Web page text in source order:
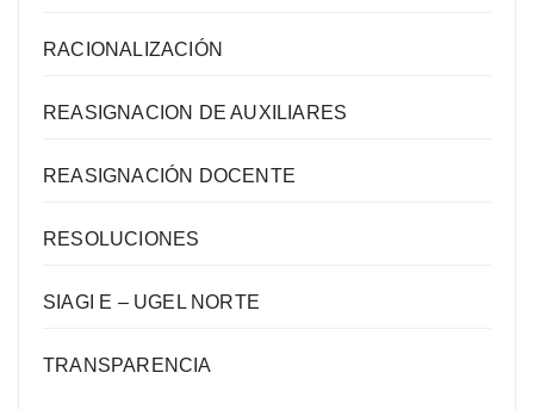
RACIONALIZACIÓN
REASIGNACION DE AUXILIARES
REASIGNACIÓN DOCENTE
RESOLUCIONES
SIAGI E – UGEL NORTE
TRANSPARENCIA